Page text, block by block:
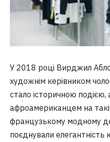
У 2018 році Вирджил
художнім керівником
стало історичною
афроамериканцем на
французькому модному
поєднували елегантність